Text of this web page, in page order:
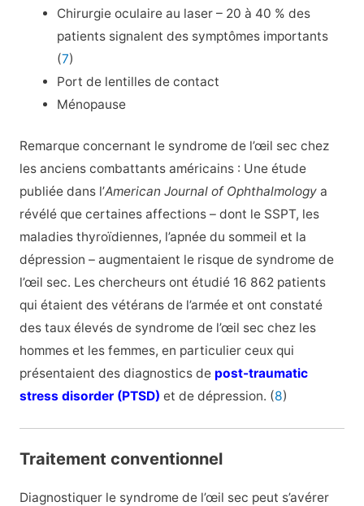
Chirurgie oculaire au laser – 20 à 40 % des
patients signalent des symptômes importants
(7)
Port de lentilles de contact
Ménopause
Remarque concernant le syndrome de l’œil sec chez
les anciens combattants américains : Une étude
publiée dans l’American Journal of Ophthalmology a
révélé que certaines affections – dont le SSPT, les
maladies thyroïdiennes, l’apnée du sommeil et la
dépression – augmentaient le risque de syndrome de
l’œil sec. Les chercheurs ont étudié 16 862 patients
qui étaient des vétérans de l’armée et ont constaté
des taux élevés de syndrome de l’œil sec chez les
hommes et les femmes, en particulier ceux qui
présentaient des diagnostics de post-traumatic
stress disorder (PTSD) et de dépression. (8)
Traitement conventionnel
Diagnostiquer le syndrome de l’œil sec peut s’avérer